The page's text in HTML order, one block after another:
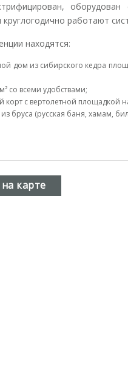
круглогодично работают
находятся:
дом из сибирского кедра
со всеми удобствами;
корт с вертолетной площадкой
бруса (русская баня, хамам,
карте